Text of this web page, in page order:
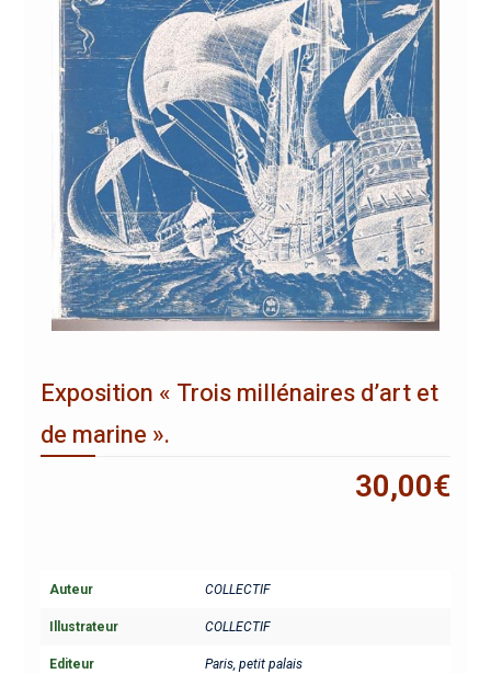
Exposition « Trois millénaires d’art et
de marine ».
30,00€
Auteur COLLECTIF
Illustrateur COLLECTIF
Editeur Paris, petit palais